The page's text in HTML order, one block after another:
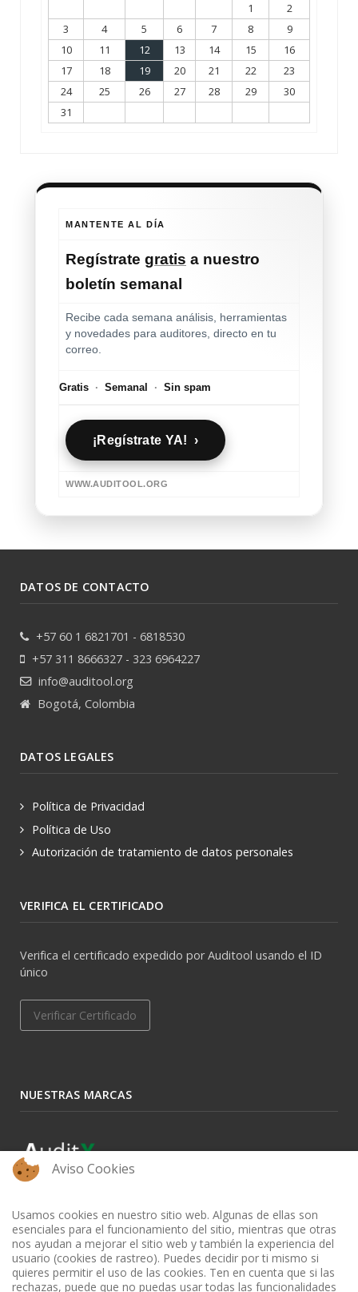
1
2
3
4 5 6 7 8
9
10
11 12 13 14 15
16
17
18 19 20 21 22
23
24
25 26 27 28 29
30
31
MANTENTE AL DÍA
Regístrate gratis a nuestro
boletín semanal
Recibe cada semana análisis, herramientas
y novedades para auditores, directo en tu
correo.
Gratis · Semanal · Sin spam
¡Regístrate YA! ›
WWW.AUDITOOL.ORG
DATOS DE CONTACTO
+57 60 1 6821701 - 6818530
+57 311 8666327 - 323 6964227
info@auditool.org
Bogotá, Colombia
DATOS LEGALES
Política de Privacidad
Política de Uso
Autorización de tratamiento de datos personales
VERIFICA EL CERTIFICADO
Verifica el certificado expedido por Auditool usando el ID
único
Verificar Certificado
NUESTRAS MARCAS
Aviso Cookies
Usamos cookies en nuestro sitio web. Algunas de ellas son
esenciales para el funcionamiento del sitio, mientras que otras
nos ayudan a mejorar el sitio web y también la experiencia del
usuario (cookies de rastreo). Puedes decidir por ti mismo si
quieres permitir el uso de las cookies. Ten en cuenta que si las
rechazas, puede que no puedas usar todas las funcionalidades